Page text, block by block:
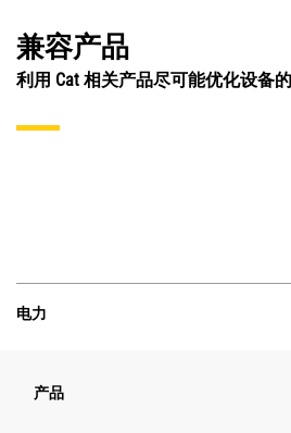
兼容产品
利用 Cat 相关产品尽可能优化设备
电力
产品